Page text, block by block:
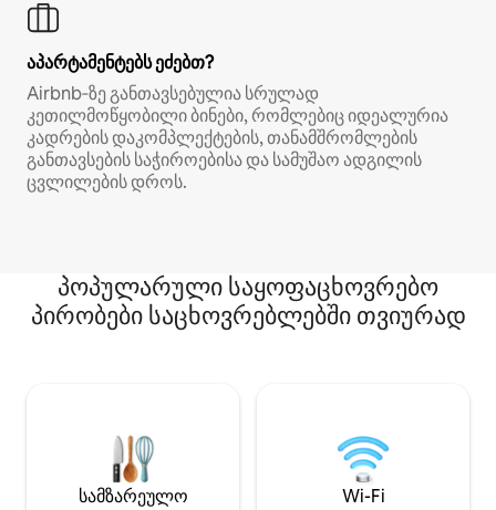
აპარტამენტებს ეძებთ?
Airbnb‑ზე განთავსებულია სრულად
კეთილმოწყობილი ბინები, რომლებიც იდეალურია
კადრების დაკომპლექტების, თანამშრომლების
განთავსების საჭიროებისა და სამუშაო ადგილის
ცვლილების დროს.
პოპულარული საყოფაცხოვრებო
პირობები საცხოვრებლებში თვიურად
სამზარეულო Wi-Fi